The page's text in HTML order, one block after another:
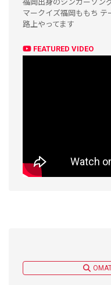
福岡出身のシンガーソン
マークイズ福岡ももち テ
路上やってます
FEATURED VIDEO